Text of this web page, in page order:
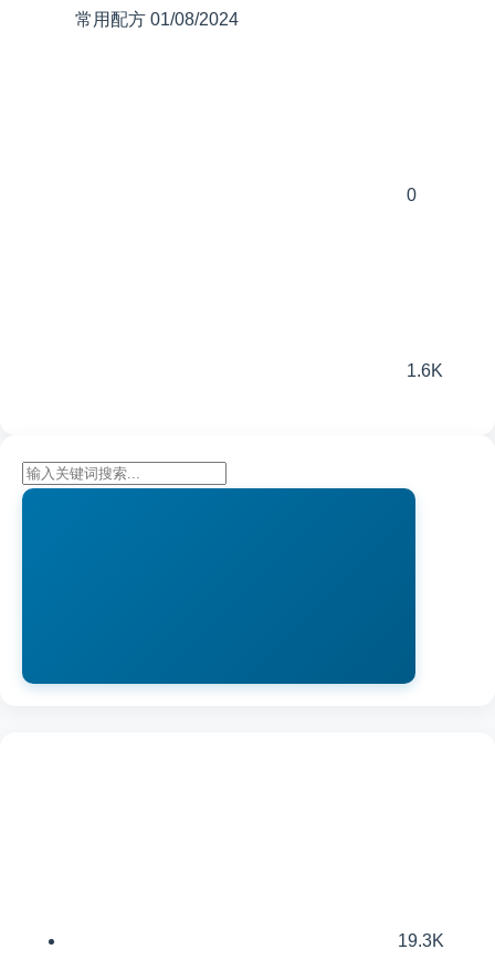
常用配方 01/08/2024
0
1.6K
19.3K